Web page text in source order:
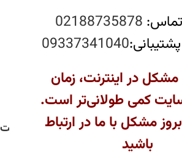
02188735878
09337341040
در اینترنت، زمان
سایت کمی طولانی‌تر است.
مشکل با ما در ارتباط
باشید
تابه هرا تکدسته مدل دایکست